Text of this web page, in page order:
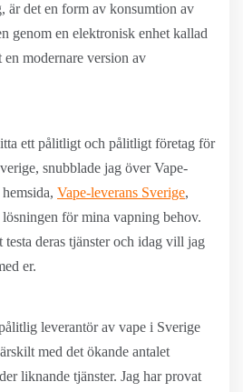
är det en form av konsumtion av
genom en elektronisk enhet kallad
en modernare version av
ett pålitligt och pålitligt företag för
snubblade jag över Vape-
Vape-leverans Sverige,
för mina vapning behov.
testa deras tjänster och idag vill jag
er.
leverantör av vape i Sverige
med det ökande antalet
liknande tjänster. Jag har provat